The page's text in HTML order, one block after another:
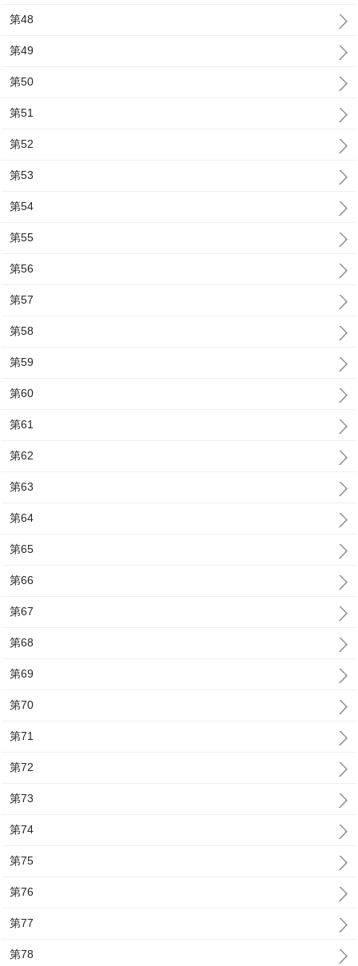
第48
第49
第50
第51
第52
第53
第54
第55
第56
第57
第58
第59
第60
第61
第62
第63
第64
第65
第66
第67
第68
第69
第70
第71
第72
第73
第74
第75
第76
第77
第78